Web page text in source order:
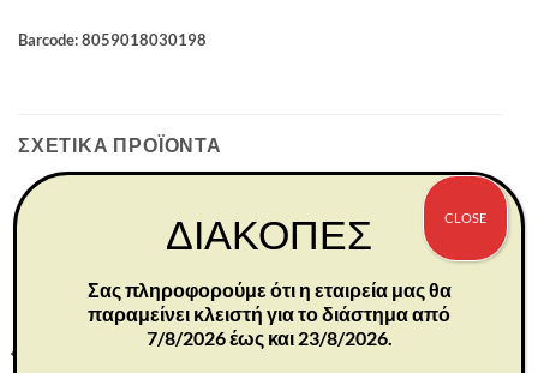
Barcode: 8059018030198
ΣΧΕΤΙΚΆ ΠΡΟΪΌΝΤΑ
ΔΙΑΚΟΠΕΣ
Σας πληροφορούμε ότι η εταιρεία μας θα
παραμείνει κλειστή για το διάστημα από
7/8/2026 έως και 23/8/2026.
CLOSE